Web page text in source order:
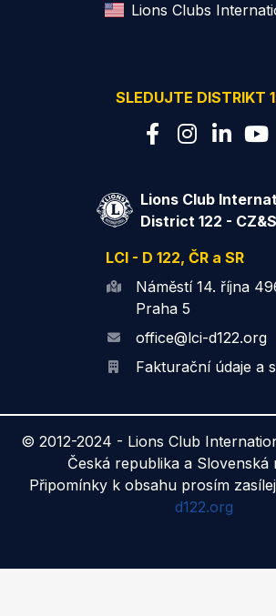
Lions Clubs
SLEDUJTE DISTRIKT
Lions Club
District 122 -
LCI - D 122, ČR a SR
Náměstí 14. října
Praha 5
office@lci-d122.org
Fakturační údaje a
© 2012-2024 - Lions Club
Česká republika a Slovenská
Připomínky k obsahu prosím
d122.org